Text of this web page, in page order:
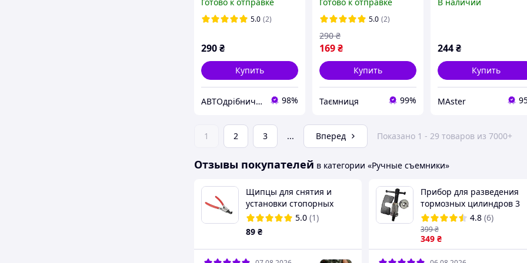
5.0 (2)
290₴
Купить
АВТОдрібнички 98%
андапок фиксологов
пистонов инструмент
для демонтажа
обшивки салона 12 шт
5.0 (2)
169₴
290 ₴
Купить
Таємниця 99%
244₴
Купить
MAster
1 2 3 ... Вперед Показано 1 - 29 товаров из 7000+
Отзывы покупателей в категории «Ручные съемники»
Щипцы для снятия и
установки стопорных
колец, 150 мм, изогнутые,
на разжим INTERTOOL HT-
5.0 (1)
89 ₴
Прибор для разведения
тормозных цилиндров 3
шт.
4.8 (6)
349 ₴
399₴